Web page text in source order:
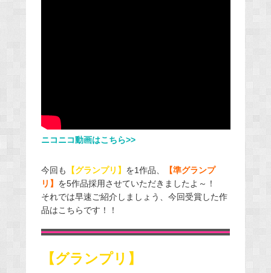
ニコニコ動画はこちら>>
今回も 【グランプリ】 を1作品、
【準グランプ
リ】 を5作品採用させていただきましたよ～！
それでは早速ご紹介しましょう、今回受賞した作
品はこちらです！！
【グランプリ】